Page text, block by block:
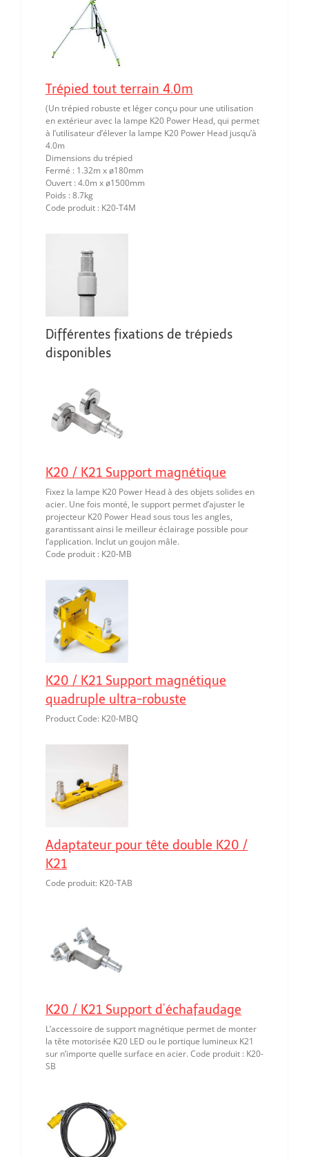
Trépied tout terrain 4.0m
(Un trépied robuste et léger conçu pour une utilisation
en extérieur avec la lampe K20 Power Head, qui permet
à l’utilisateur d’élever la lampe K20 Power Head jusqu’à
4.0m
Dimensions du trépied
Fermé : 1.32m x ø180mm
Ouvert : 4.0m x ø1500mm
Poids : 8.7kg
Code produit : K20-T4M
Différentes fixations de trépieds
disponibles
K20 / K21 Support magnétique
Fixez la lampe K20 Power Head à des objets solides en
acier. Une fois monté, le support permet d’ajuster le
projecteur K20 Power Head sous tous les angles,
garantissant ainsi le meilleur éclairage possible pour
l’application. Inclut un goujon mâle.
Code produit : K20-MB
K20 / K21 Support magnétique
quadruple ultra-robuste
Product Code: K20-MBQ
Adaptateur pour tête double K20 /
K21
Code produit: K20-TAB
K20 / K21 Support d’échafaudage
L’accessoire de support magnétique permet de monter
la tête motorisée K20 LED ou le portique lumineux K21
sur n’importe quelle surface en acier. Code produit : K20-
SB